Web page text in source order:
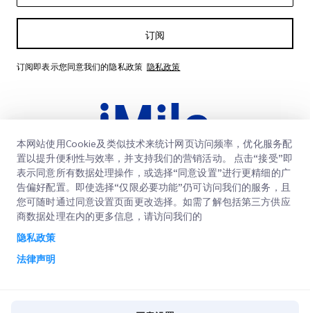
订阅
订阅即表示您同意我们的隐私政策 隐私政策
快速链接
办公地点
获取报价
企业
关于我们
我们的服务
本网站使用Cookie及类似技术来统计网页访问频率，优化服务配
置以提升便利性与效率，并支持我们的营销活动。 点击“接受”即
表示同意所有数据处理操作，或选择“同意设置”进行更精细的广
告偏好配置。即使选择“仅限必要功能”仍可访问我们的服务，且
您可随时通过同意设置页面更改选择。如需了解包括第三方供应
商数据处理在内的更多信息，请访问我们的
隐私政策
法律声明